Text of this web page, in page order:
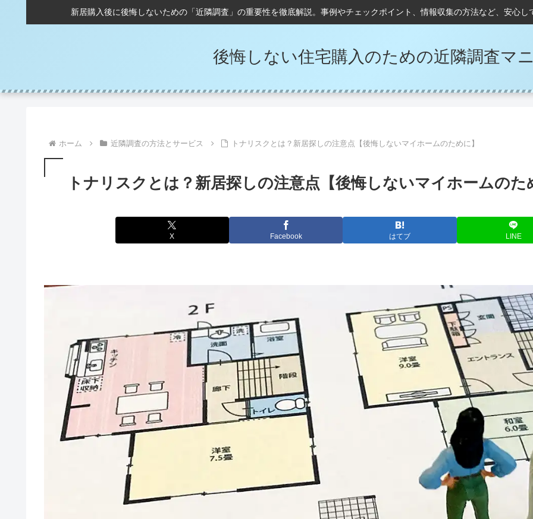
新居購入後に後悔しないための「近隣調査」の重要性を徹底解説。事例やチェックポイント、情報収集の方法など、安心
後悔しない住宅購入のための近隣調査マ
ホーム 近隣調査の方法とサービス トナリスクとは？新居探しの注意点【後悔しないマイホームのために】
トナリスクとは？新居探しの注意点【後悔しないマイホームのた
X Facebook はてブ LINE